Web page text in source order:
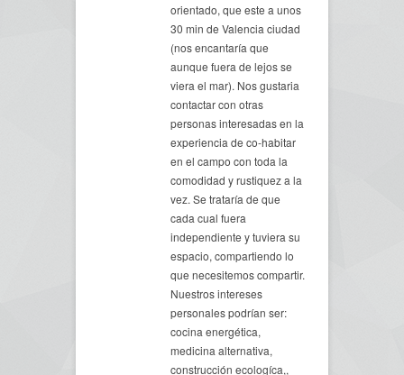
orientado, que este a unos
30 min de Valencia ciudad
(nos encantaría que
aunque fuera de lejos se
viera el mar). Nos gustaria
contactar con otras
personas interesadas en la
experiencia de co-habitar
en el campo con toda la
comodidad y rustiquez a la
vez. Se trataría de que
cada cual fuera
independiente y tuviera su
espacio, compartiendo lo
que necesitemos compartir.
Nuestros intereses
personales podrían ser:
cocina energética,
medicina alternativa,
construcción ecologíca,,